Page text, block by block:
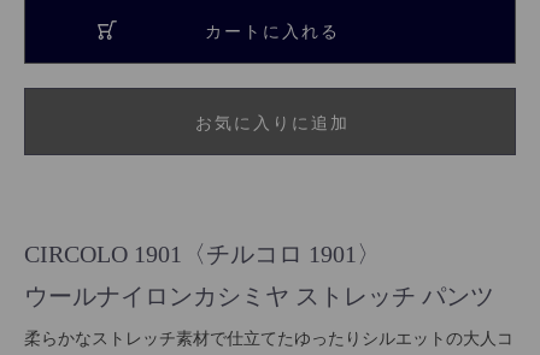
カートに入れる
お気に入りに追加
CIRCOLO 1901〈チルコロ 1901〉
ウールナイロンカシミヤ ストレッチ パンツ
柔らかなストレッチ素材で仕立てたゆったりシルエットの大人コ